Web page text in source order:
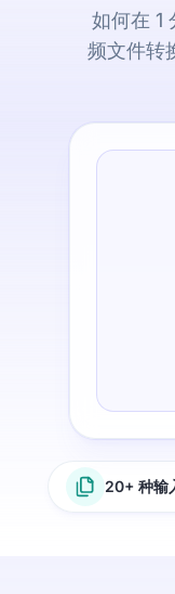
如何在 1
频文件转
20+ 种输